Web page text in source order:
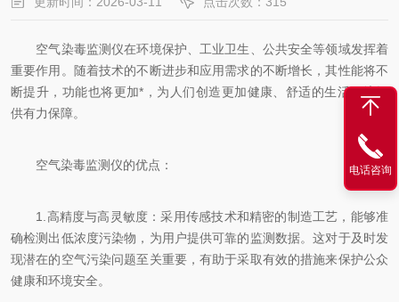
空气染毒监测仪在环境保护、工业卫生、公共安全等领域发挥着
重要作用。随着技术的不断进步和应用需求的不断增长，其性能将不
断提升，功能也将更加*，为人们创造更加健康、舒适的生活环境提
供有力保障。
空气染毒监测仪的优点：
1.高精度与高灵敏度：采用传感技术和精密的制造工艺，能够准
确检测出低浓度污染物，为用户提供可靠的监测数据。这对于及时发
现潜在的空气污染问题至关重要，有助于采取有效的措施来保护公众
健康和环境安全。
电话咨询